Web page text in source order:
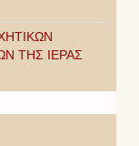
ΤΗΣ ΙΕΡΑΣ